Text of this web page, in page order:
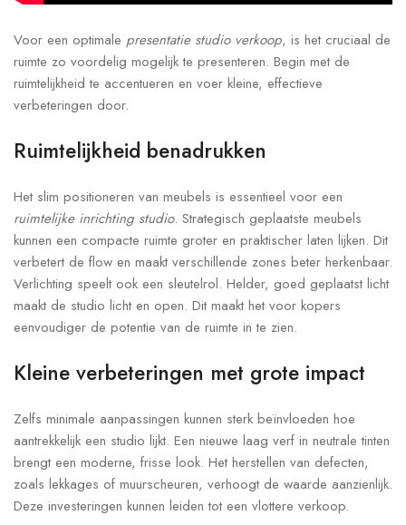
Voor een optimale presentatie studio verkoop, is het cruciaal de
ruimte zo voordelig mogelijk te presenteren. Begin met de
ruimtelijkheid te accentueren en voer kleine, effectieve
verbeteringen door.
Ruimtelijkheid benadrukken
Het slim positioneren van meubels is essentieel voor een
ruimtelijke inrichting studio. Strategisch geplaatste meubels
kunnen een compacte ruimte groter en praktischer laten lijken. Dit
verbetert de flow en maakt verschillende zones beter herkenbaar.
Verlichting speelt ook een sleutelrol. Helder, goed geplaatst licht
maakt de studio licht en open. Dit maakt het voor kopers
eenvoudiger de potentie van de ruimte in te zien.
Kleine verbeteringen met grote impact
Zelfs minimale aanpassingen kunnen sterk beïnvloeden hoe
aantrekkelijk een studio lijkt. Een nieuwe laag verf in neutrale tinten
brengt een moderne, frisse look. Het herstellen van defecten,
zoals lekkages of muurscheuren, verhoogt de waarde aanzienlijk.
Deze investeringen kunnen leiden tot een vlottere verkoop.